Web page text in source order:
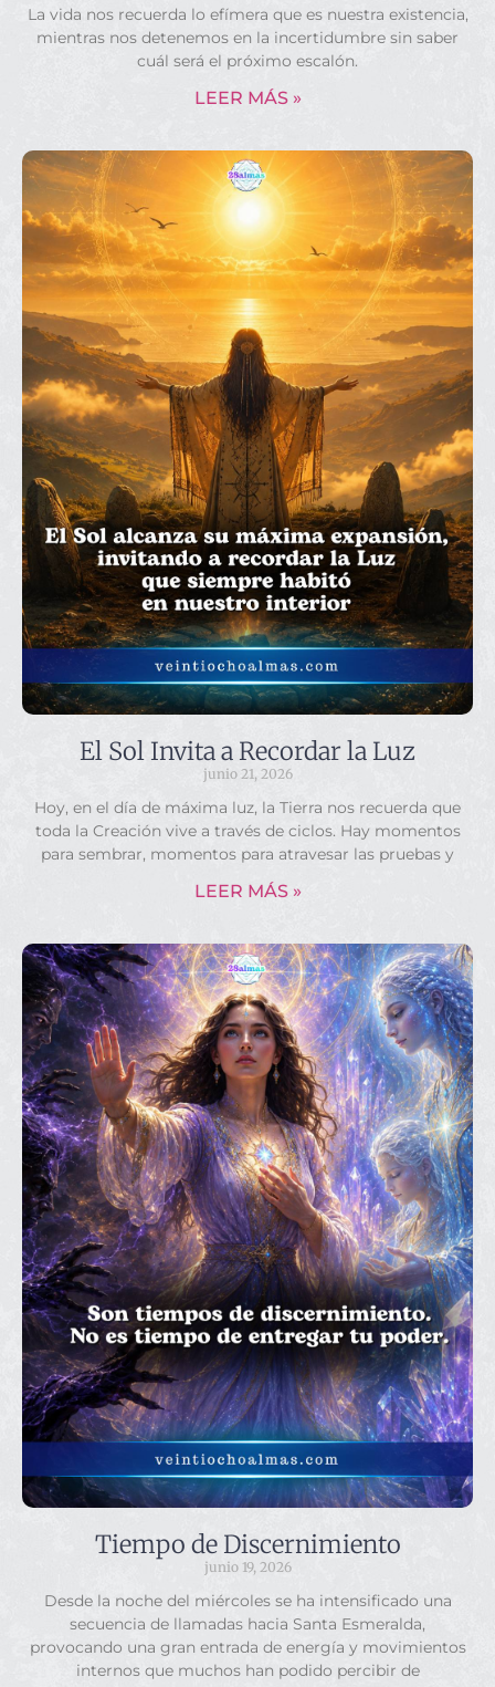
La vida nos recuerda lo efímera que es nuestra existencia,
mientras nos detenemos en la incertidumbre sin saber
cuál será el próximo escalón.
LEER MÁS »
El Sol Invita a Recordar la Luz
junio 21, 2026
Hoy, en el día de máxima luz, la Tierra nos recuerda que
toda la Creación vive a través de ciclos. Hay momentos
para sembrar, momentos para atravesar las pruebas y
LEER MÁS »
Tiempo de Discernimiento
junio 19, 2026
Desde la noche del miércoles se ha intensificado una
secuencia de llamadas hacia Santa Esmeralda,
provocando una gran entrada de energía y movimientos
internos que muchos han podido percibir de